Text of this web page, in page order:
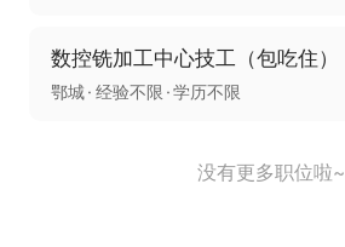
数控铣加工中心技工（包吃住）
鄂城 经验不限 学历不限
没有更多职位啦~